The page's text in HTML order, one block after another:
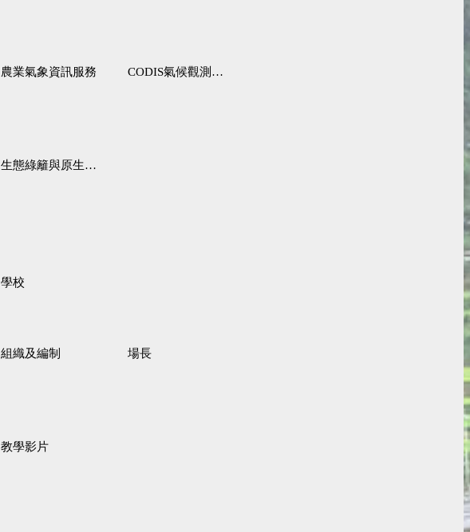
農業氣象資訊服務 CODIS氣候觀測資料查詢服務
生態綠籬與原生野花植生毯
學校
組織及編制 場長
教學影片